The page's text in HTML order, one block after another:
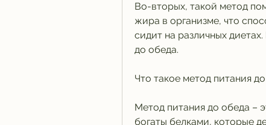
Во-вторых, такой метод
жира в организме, что
сидит на различных
до обеда.
Что такое метод питания
Метод питания до обеда –
богаты белками, которые